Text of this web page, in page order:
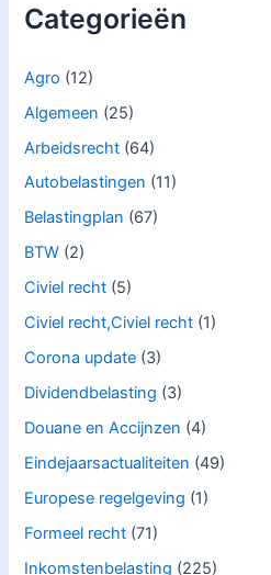
Categorieën
Agro (12)
Algemeen (25)
Arbeidsrecht (64)
Autobelastingen (11)
Belastingplan (67)
BTW (2)
Civiel recht (5)
Civiel recht,Civiel recht (1)
Corona update (3)
Dividendbelasting (3)
Douane en Accijnzen (4)
Eindejaarsactualiteiten (49)
Europese regelgeving (1)
Formeel recht (71)
Inkomstenbelasting (225)